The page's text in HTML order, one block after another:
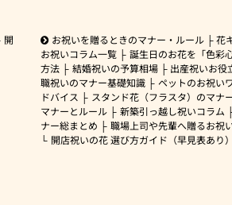
開
お祝いを贈るときのマナー・ルール
花
お祝いコラム一覧
誕生日のお花を「色彩
方法
結婚祝いの予算相場 出産祝いお役
職祝いのマナー基礎知識
ペットのお祝い
ドバイス
スタンド花（フラスタ）のマナ
マナーとルール
新築引っ越し祝いコラム
ナー総まとめ
職場上司や先輩へ贈るお祝
開店祝いの花 選び方ガイド（早見表あり）